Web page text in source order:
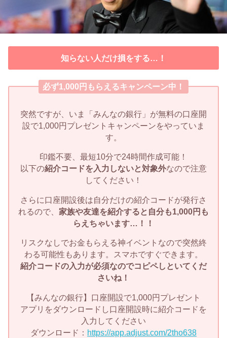
知らない人だけ損をする…！
必ず1,000円もらえるキャンペーン中！
突然ですが、いま「みんなの銀行」が無料の口座開
設で1,000円プレゼントキャンペーンをやっていま
す。
印鑑不要、最短10分で24時間作成可能！
以下の紹介コードを入力しないと対象外なので注意
してください！
さらに口座開設後は自分だけの紹介コードが発行さ
れるので、 家族や友達を紹介すると自分も1,000円も
らえちゃいます…！！
リスクなしでお金もらえる神イベントなので突然終
わる可能性もあります。スマホですぐできます。
紹介コードの入力が必須なのでコピペしといてくだ
さいね！
【みんなの銀行】口座開設で1,000円プレゼント
アプリをダウンロードし口座開設時に紹介コードを
入力してください
ダウンロード： https://app.adjust.com/2tho638